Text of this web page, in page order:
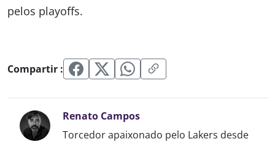
pelos playoffs.
Compartir :
Renato Campos
Torcedor apaixonado pelo Lakers desde